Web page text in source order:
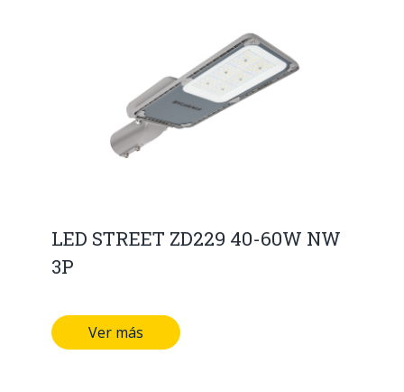
LED STREET ZD229 40-60W NW
3P
Ver más